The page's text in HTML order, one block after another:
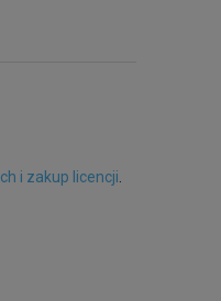
i zakup licencji